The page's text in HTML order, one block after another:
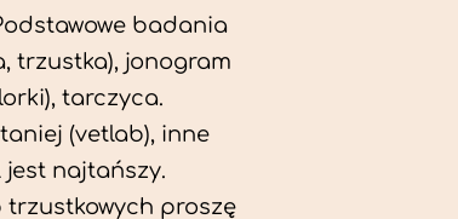
badania
trzustka), jonogram
tarczyca.
(vetlab), inne
najtańszy.
trzustkowych proszę